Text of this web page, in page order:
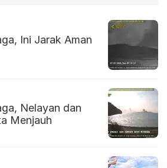
Ini Jarak Aman
Nelayan dan
Menjauh